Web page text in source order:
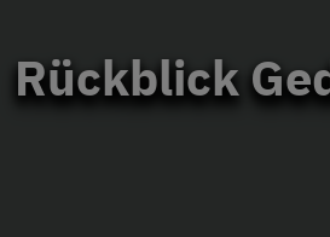
Rückblick